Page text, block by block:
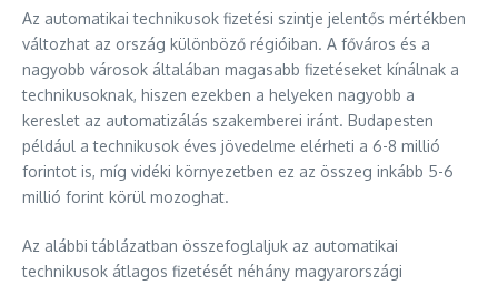
Az automatikai technikusok fizetési szintje jelentős mértékben
változhat az ország különböző régióiban. A főváros és a
nagyobb városok általában magasabb fizetéseket kínálnak a
technikusoknak, hiszen ezekben a helyeken nagyobb a
kereslet az automatizálás szakemberei iránt. Budapesten
például a technikusok éves jövedelme elérheti a 6-8 millió
forintot is, míg vidéki környezetben ez az összeg inkább 5-6
millió forint körül mozoghat.
Az alábbi táblázatban összefoglaljuk az automatikai
technikusok átlagos fizetését néhány magyarországi